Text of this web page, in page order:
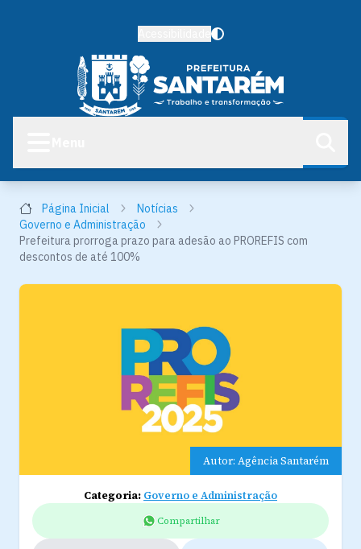
Página Inicial
Notícias
Governo e Administração
Prefeitura prorroga prazo para adesão ao PROREFIS com
descontos de até 100%
Autor: Agência Santarém
Categoria: Governo e Administração
Compartilhar